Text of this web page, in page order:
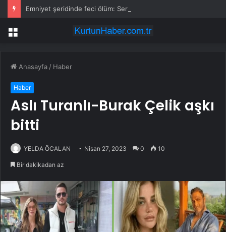
Menü
Anasayfa / Haber
Haber
Aslı Turanlı-Burak Çelik aşkı
bitti
YELDA ÖCALAN Nisan 27, 2023 0 10
Bir dakikadan az